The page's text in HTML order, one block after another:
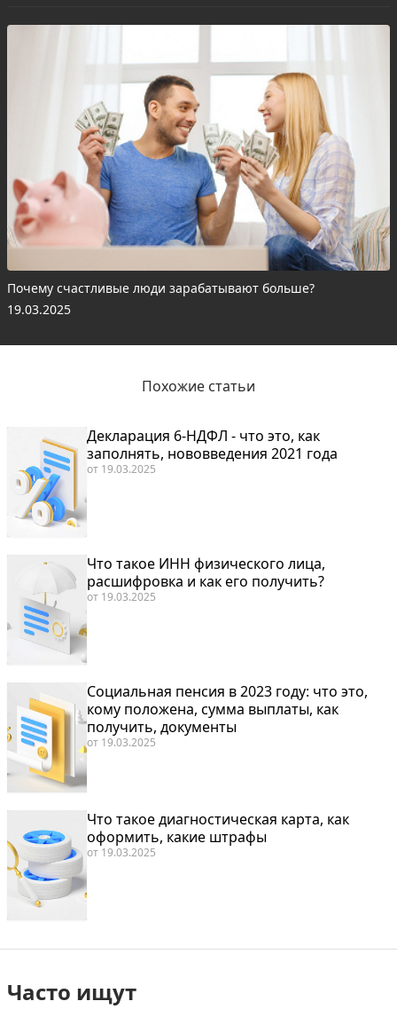
Почему счастливые люди зарабатывают больше?
19.03.2025
Похожие статьи
Декларация 6-НДФЛ - что это, как
заполнять, нововведения 2021 года
от 19.03.2025
Что такое ИНН физического лица,
расшифровка и как его получить?
от 19.03.2025
Социальная пенсия в 2023 году: что это,
кому положена, сумма выплаты, как
получить, документы
от 19.03.2025
Что такое диагностическая карта, как
оформить, какие штрафы
от 19.03.2025
Часто ищут